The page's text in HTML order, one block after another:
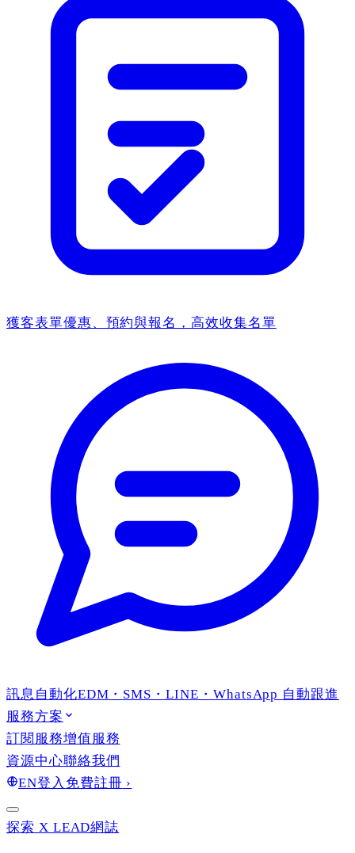
獲客表單優惠、預約與報名，高效收集名單
訊息自動化EDM・SMS・LINE・WhatsApp 自動跟進
服務方案
訂閱服務增值服務
資源中心聯絡我們
EN登入 免費註冊 ›
探索 X LEAD網誌